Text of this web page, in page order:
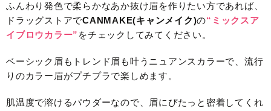
ふんわり発色で柔らかなあか抜け眉を作りたい方であれば、
ドラッグストアでCANMAKE(キャンメイク)の“ミックスア
イブロウカラー” をチェックしてみてください。
ベーシック眉もトレンド眉も叶うニュアンスカラーで、流行
りのカラー眉がプチプラで楽しめます。
肌温度で溶けるパウダーなので、眉にぴたっと密着してくれ